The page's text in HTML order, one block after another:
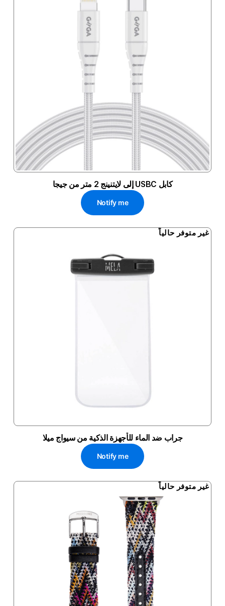
كابل USBC إلى لايتنينج 2 متر من جيجا
Notify me
غير متوفر حالياً
جراب ضد الماء للأجهزة الذكية من سيواج ميلا
Notify me
غير متوفر حالياً